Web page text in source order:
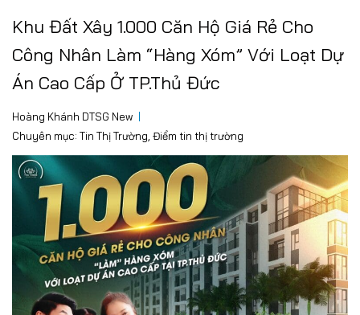
Khu Đất Xây 1.000 Căn Hộ Giá Rẻ Cho
Công Nhân Làm “Hàng Xóm” Với Loạt Dự
Án Cao Cấp Ở TP.Thủ Đức
Hoàng Khánh DTSG New
Chuyên mục: Tin Thị Trường Điểm tin thị trường